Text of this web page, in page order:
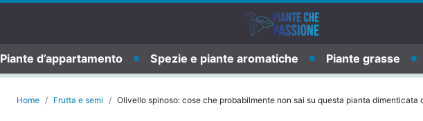
Piante d’appartamento Spezie e piante aromatiche Piante grasse
Home Frutta e semi Olivello spinoso: cose che probabilmente non sai su questa pianta dimenticata